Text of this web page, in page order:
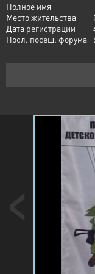
Полное имя
Место жительства
Дата регистрации
Посл. посещ. форума